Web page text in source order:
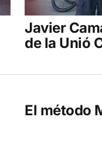
Javier
de la Unió
El método